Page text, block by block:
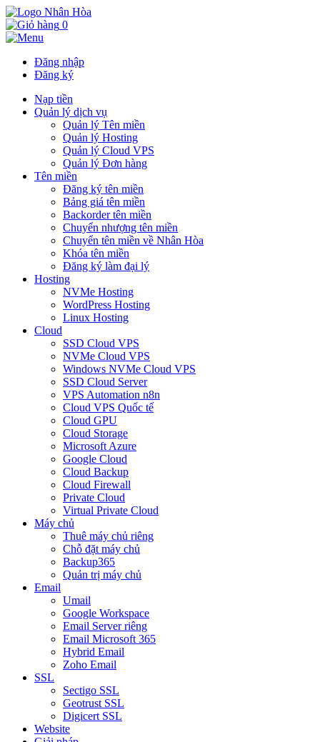
0
Đăng nhập
Đăng ký
Nạp tiền
Quản lý dịch vụ
Quản lý Tên miền
Quản lý Hosting
Quản lý Cloud VPS
Quản lý Đơn hàng
Tên miền
Đăng ký tên miền
Bảng giá tên miền
Backorder tên miền
Chuyển nhượng tên miền
Chuyển tên miền về Nhân Hòa
Khóa tên miền
Đăng ký làm đại lý
Hosting
NVMe Hosting
WordPress Hosting
Linux Hosting
Cloud
SSD Cloud VPS
NVMe Cloud VPS
Windows NVMe Cloud VPS
SSD Cloud Server
VPS Automation n8n
Cloud VPS Quốc tế
Cloud GPU
Cloud Storage
Microsoft Azure
Google Cloud
Cloud Backup
Cloud Firewall
Private Cloud
Virtual Private Cloud
Máy chủ
Thuê máy chủ riêng
Chỗ đặt máy chủ
Backup365
Quản trị máy chủ
Email
Umail
Google Workspace
Email Server riêng
Email Microsoft 365
Hybrid Email
Zoho Email
SSL
Sectigo SSL
Geotrust SSL
Digicert SSL
Website